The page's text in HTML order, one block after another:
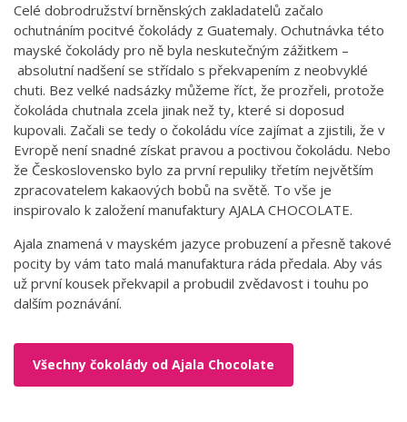
Celé dobrodružství brněnských zakladatelů začalo
ochutnáním pocitvé čokolády z Guatemaly. Ochutnávka této
mayské čokolády pro ně byla neskutečným zážitkem –
absolutní nadšení se střídalo s překvapením z neobvyklé
chuti. Bez velké nadsázky můžeme říct, že prozřeli, protože
čokoláda chutnala zcela jinak než ty, které si doposud
kupovali. Začali se tedy o čokoládu více zajímat a zjistili, že v
Evropě není snadné získat pravou a poctivou čokoládu. Nebo
že Československo bylo za první repuliky třetím největším
zpracovatelem kakaových bobů na světě. To vše je
inspirovalo k založení manufaktury AJALA CHOCOLATE.
Ajala znamená v mayském jazyce probuzení a přesně takové
pocity by vám tato malá manufaktura ráda předala. Aby vás
už první kousek překvapil a probudil zvědavost i touhu po
dalším poznávání.
Všechny čokolády od Ajala Chocolate